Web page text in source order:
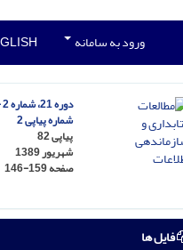
ورود به سامانه
دوره
شماره پیاپی 2
پیاپی 82
شهریور 1389
صفحه146-159
فایل ها